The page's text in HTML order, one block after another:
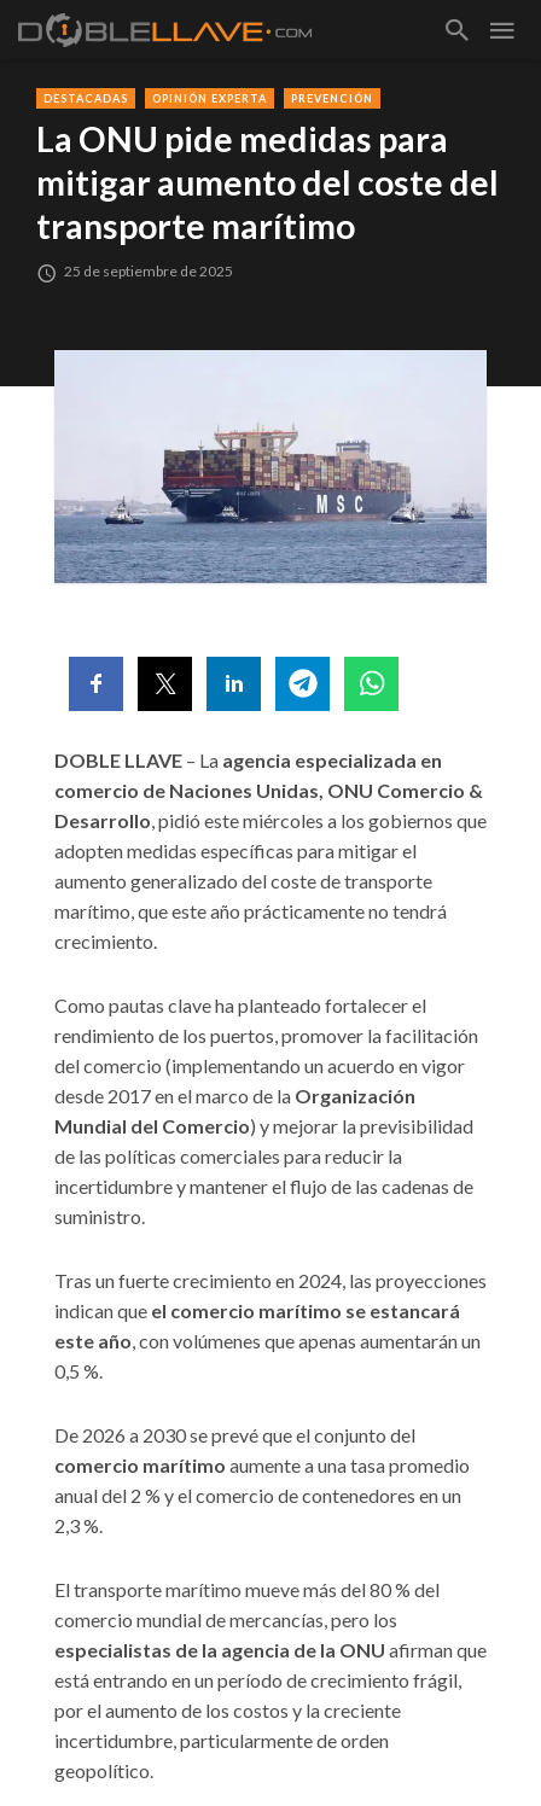
DESTACADAS OPINIÓN EXPERTA PREVENCIÓN
La ONU pide medidas para
mitigar aumento del coste del
transporte marítimo
25 de septiembre de 2025
DOBLE LLAVE – La agencia especializada en
comercio de Naciones Unidas, ONU Comercio &
Desarrollo , pidió este miércoles a los gobiernos que
adopten medidas específicas para mitigar el
aumento generalizado del coste de transporte
marítimo, que este año prácticamente no tendrá
crecimiento.
Como pautas clave ha planteado fortalecer el
rendimiento de los puertos, promover la facilitación
del comercio (implementando un acuerdo en vigor
desde 2017 en el marco de la Organización
Mundial del Comercio) y mejorar la previsibilidad
de las políticas comerciales para reducir la
incertidumbre y mantener el flujo de las cadenas de
suministro.
Tras un fuerte crecimiento en 2024, las proyecciones
indican que el comercio marítimo se estancará
este año , con volúmenes que apenas aumentarán un
0,5 %.
De 2026 a 2030 se prevé que el conjunto del
comercio marítimo aumente a una tasa promedio
anual del 2 % y el comercio de contenedores en un
2,3 %.
El transporte marítimo mueve más del 80 % del
comercio mundial de mercancías, pero los
especialistas de la agencia de la ONU afirman que
está entrando en un período de crecimiento frágil,
por el aumento de los costos y la creciente
incertidumbre, particularmente de orden
geopolítico.